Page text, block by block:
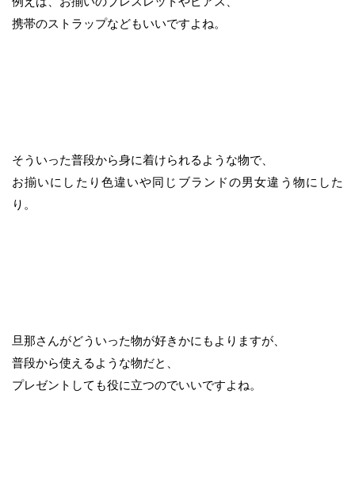
携帯のストラップなどもいいですよね。
そういった普段から身に着けられるような物で、
お揃いにしたり色違いや同じブランドの男女違う物にした
り。
旦那さんがどういった物が好きかにもよりますが、
普段から使えるような物だと、
プレゼントしても役に立つのでいいですよね。